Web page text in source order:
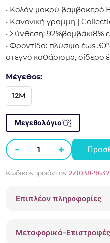
• Κολάν μακρύ βαμβακερό
• Κανονική γραμμή |
• Σύνθεση: 92%βαμβάκι8%
• Φροντίδα: πλύσιμο έως
στεγνό καθάρισμα, σίδερο
Μέγεθος:
12M
Μεγεθολόγιο
-
Κολάν
βαμβακερό
floral
ποσότητα
+
Κωδικός προϊόντος: 221038-9637
Επιπλέον πληροφορίες
Μεταφορικά-Επιστροφές